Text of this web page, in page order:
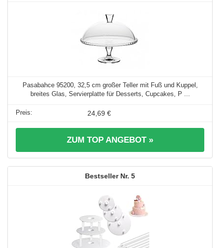
Pasabahce 95200, 32,5 cm großer Teller mit Fuß und Kuppel,
breites Glas, Servierplatte für Desserts, Cupcakes, P ...
24,69 €
ZUM TOP ANGEBOT »
5